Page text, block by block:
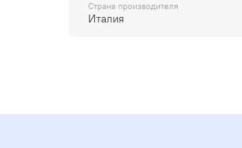
Страна производителя
Италия